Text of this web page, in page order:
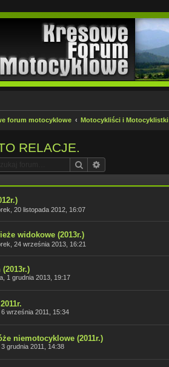
forum motocyklowe Motocykliści i Motocyklistki
RELACJE.
Szukaj
20 listopada 2012, 16:07
widokowe (2013r.)
24 września 2013, 16:21
1 grudnia 2013, 19:17
września 2011, 15:34
niemotocyklowe (2011r.)
grudnia 2011, 14:38